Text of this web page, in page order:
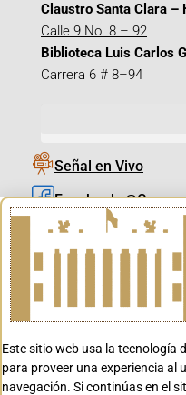
Claustro Santa Clara –
Calle 9 No. 8 – 92
Biblioteca Luis Carlos
Carrera 6 # 8–94
Señal en Vivo
Este sitio web usa la tecnología
para proveer una experiencia al
navegación. Si continúas en el